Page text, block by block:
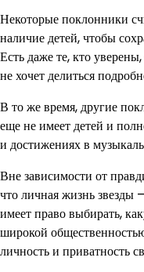
Некоторые поклонники
наличие детей, чтобы
Есть даже те, кто
не хочет делиться
В то же время, другие
еще не имеет детей и
и достижениях в
Вне зависимости от
что личная жизнь звезды
имеет право выбирать,
широкой
личность и приватность